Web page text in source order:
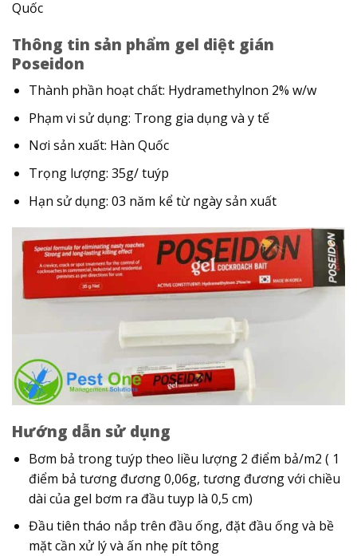
Quốc
Thông tin sản phẩm gel diệt gián
Poseidon
Thành phần hoạt chất: Hydramethylnon 2% w/w
Phạm vi sử dụng: Trong gia dụng và y tế
Nơi sản xuất: Hàn Quốc
Trọng lượng: 35g/ tuýp
Hạn sử dụng: 03 năm kể từ ngày sản xuất
Hướng dẫn sử dụng
Bơm bả trong tuýp theo liều lượng 2 điểm bả/m2 ( 1
điểm bả tương đương 0,06g, tương đương với chiều
dài của gel bơm ra đầu tuyp là 0,5 cm)
Đầu tiên tháo nắp trên đầu ống, đặt đầu ống và bề
mặt cần xử lý và ấn nhẹ pít tông